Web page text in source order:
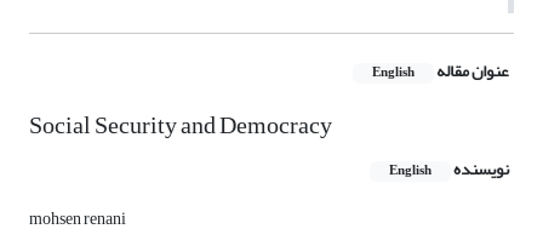
عنوان مقاله English
Social Security and Democracy
نویسنده English
mohsen renani